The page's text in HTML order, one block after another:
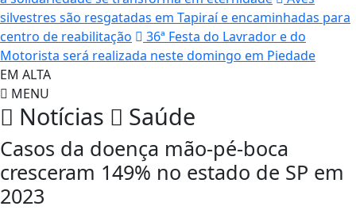
silvestres são resgatadas em Tapiraí e encaminhadas para
centro de reabilitação
36ª Festa do Lavrador e do
Motorista será realizada neste domingo em Piedade
EM ALTA
MENU
Notícias Saúde
Casos da doença mão-pé-boca
cresceram 149% no estado de SP em
2023